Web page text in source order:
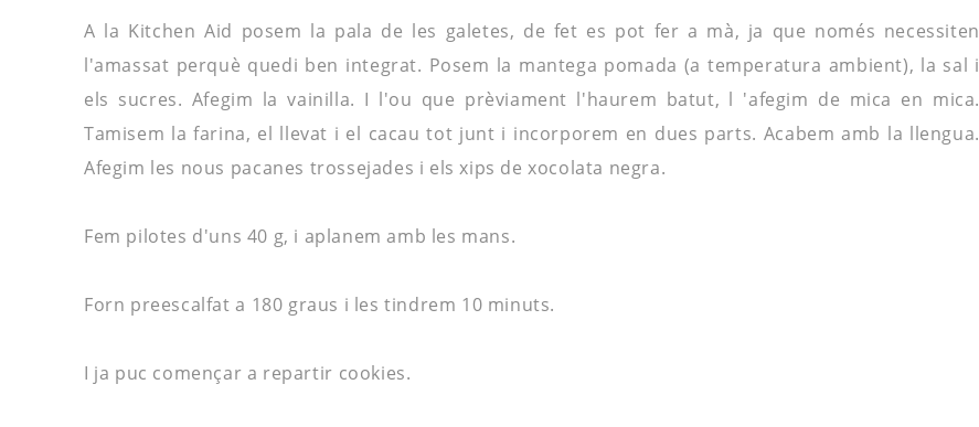
A la Kitchen Aid posem la pala de les galetes, de fet es pot fer a mà, ja que només necessiten
l'amassat perquè quedi ben integrat. Posem la mantega pomada (a temperatura ambient), la sal i
els sucres. Afegim la vainilla. I l'ou que prèviament l'haurem batut, l 'afegim de mica en mica.
Tamisem la farina, el llevat i el cacau tot junt i incorporem en dues parts. Acabem amb la llengua.
Afegim les nous pacanes trossejades i els xips de xocolata negra.
Fem pilotes d'uns 40 g, i aplanem amb les mans.
Forn preescalfat a 180 graus i les tindrem 10 minuts.
I ja puc començar a repartir cookies.